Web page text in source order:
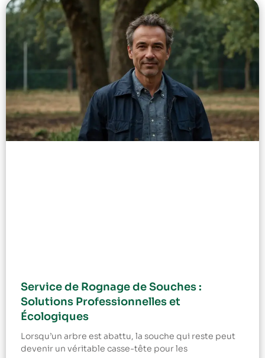
Service de Rognage de Souches :
Solutions Professionnelles et
Écologiques
Lorsqu’un arbre est abattu, la souche qui reste peut
devenir un véritable casse-tête pour les